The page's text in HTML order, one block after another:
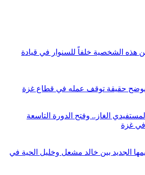
هذه الشخصية خلفاً للسنوار في قيادة
يوضح حقيقة توقف عمله في قطاع غزة
الغاز.. وفتح الدورة التاسعة
في غزة
الجديد بين خالد مشعل وخليل الحية في